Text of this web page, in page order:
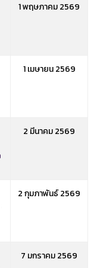
1 พฤษภาคม 2569
1 เมษายน 2569
2 มีนาคม 2569
2 กุมภาพันธ์ 2569
7 มกราคม 2569